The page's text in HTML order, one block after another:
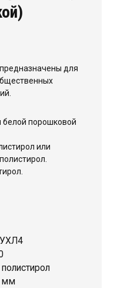
досок
для
белой порошковой
или
УХЛ4
мм